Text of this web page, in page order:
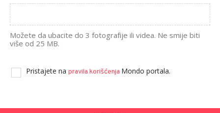
Možete da ubacite do 3 fotografije ili videa. Ne smije biti
više od 25 MB.
Pristajete na pravila korišćenja Mondo portala.